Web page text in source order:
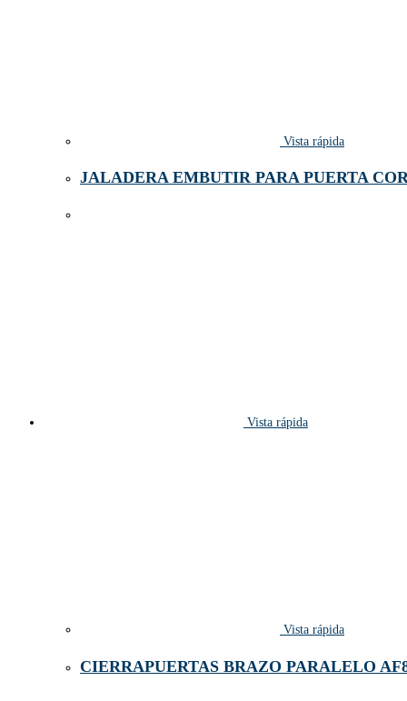
Vista rápida
JALADERA EMBUTIR PARA PUERTA
Vista rápida
Vista rápida
CIERRAPUERTAS BRAZO PARALELO